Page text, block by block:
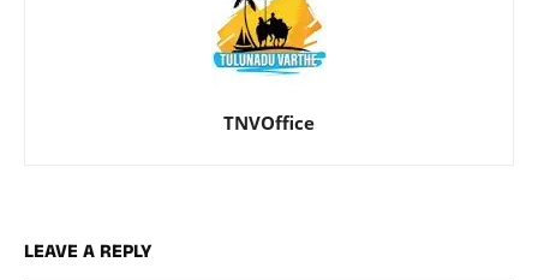
TNVOffice
LEAVE A REPLY